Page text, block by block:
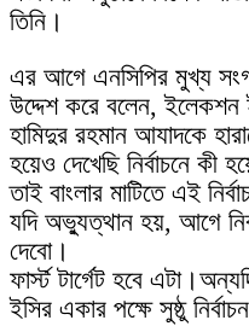
তিনি।
এর আগে এনসিপির মুখ্য
উদ্দেশ করে বলেন, ইলেকশন
হামিদুর রহমান আযাদকে
হয়েও দেখেছি নির্বাচনে কী
তাই বাংলার মাটিতে এই
যদি অভ্যুত্থান হয়, আগে
দেবো।
ফার্স্ট টার্গেট হবে
ইসির একার পক্ষে সুষ্ঠু